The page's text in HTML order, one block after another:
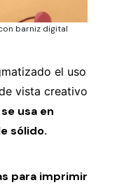
barniz digital
el uso
vista creativo
usa en
sólido.
para imprimir